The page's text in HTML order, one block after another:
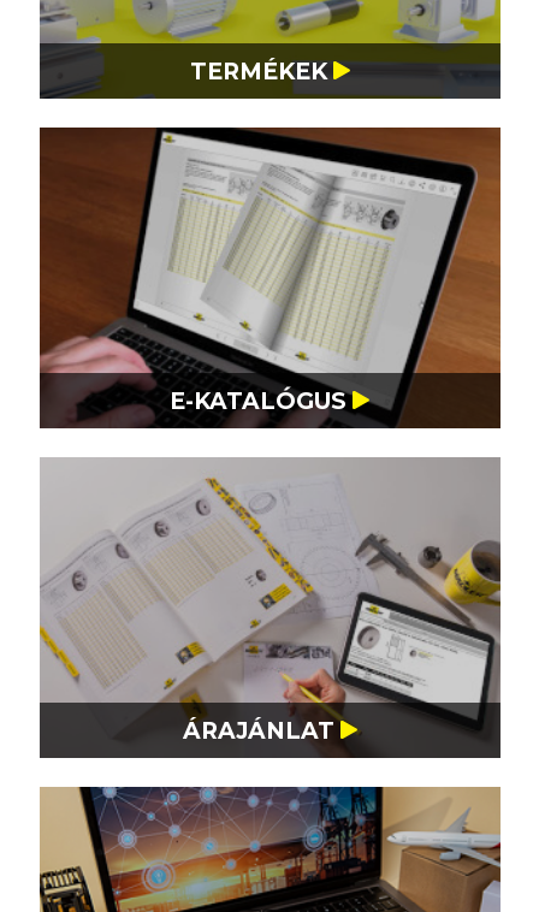
CAD
TERMÉKEK
E-KATALÓGUS
ÁRAJÁNLAT